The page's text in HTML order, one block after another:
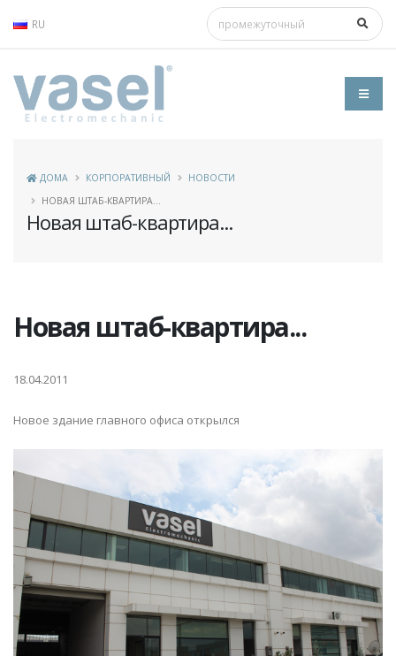
RU
Новая штаб-квартира...
ДОМА КОРПОРАТИВНЫЙ
НОВОСТИ
НОВАЯ ШТАБ-КВАРТИРА...
Новая штаб-квартира...
18.04.2011
Новое здание главного офиса открылся